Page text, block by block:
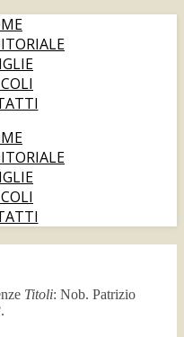
Titoli: Nob. Patrizio